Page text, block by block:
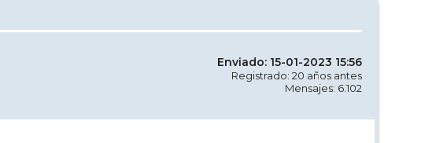
Enviado: 15-01-2023 15:56
Registrado: 20 años antes
Mensajes: 6.102